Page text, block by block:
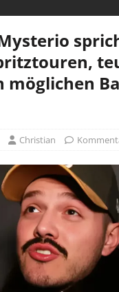
möglichen
Christian